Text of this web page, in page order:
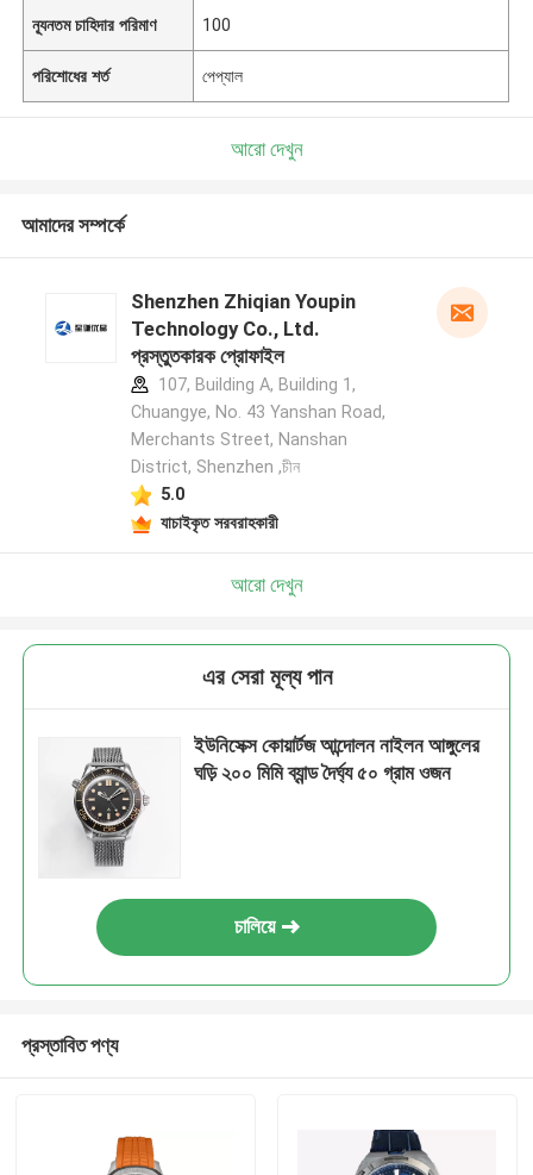
ন্যূনতম চাহিদার পরিমাণ 100
পরিশোধের শর্ত পেপ্যাল
আরো দেখুন
আমাদের সম্পর্কে
Shenzhen Zhiqian Youpin
Technology Co., Ltd.
প্রস্তুতকারক প্রোফাইল
107, Building A, Building 1,
Chuangye, No. 43 Yanshan Road,
Merchants Street, Nanshan
District, Shenzhen ,চীন
5.0
যাচাইকৃত সরবরাহকারী
আরো দেখুন
এর সেরা মূল্য পান
ইউনিসেক্স কোয়ার্টজ আন্দোলন নাইলন আঙ্গুলের
ঘড়ি ২০০ মিমি ব্যান্ড দৈর্ঘ্য ৫০ গ্রাম ওজন
চালিয়ে
প্রস্তাবিত পণ্য